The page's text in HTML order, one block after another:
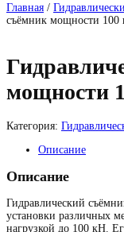
Главная /
съёмник мощности 100
мощности
Категория:
Описание
Описание
Гидравлический
установки различных
нагрузкой до 100 кН.